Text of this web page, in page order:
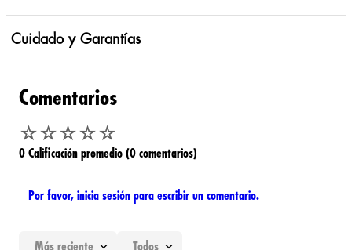
Cuidado y Garantías
Comentarios
☆☆☆☆☆
0 Calificación promedio (0 comentarios)
Por favor, inicia sesión para escribir un comentario.
Más reciente Todos